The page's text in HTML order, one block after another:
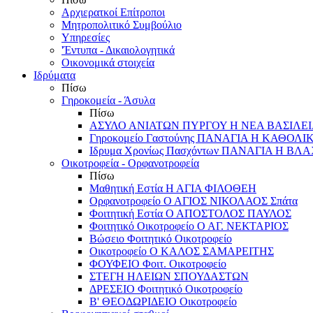
Αρχιερατκοί Επίτροποι
Μητροπολιτικό Συμβούλιο
Υπηρεσίες
'Έντυπα - Δικαιολογητικά
Οικονομικά στοιχεία
Ιδρύματα
Πίσω
Γηροκομεία - Άσυλα
Πίσω
ΑΣΥΛΟ ΑΝΙΑΤΩΝ ΠΥΡΓΟΥ Η ΝΕΑ
Γηροκομείο Γαστούνης ΠΑΝΑΓΙΑ Η
Ιδρυμα Χρονίως Πασχόντων ΠΑΝΑΓΙΑ Η
Οικοτροφεία - Ορφανοτροφεία
Πίσω
Μαθητική Εστία Η ΑΓΙΑ ΦΙΛΟΘΕΗ
Ορφανοτροφείο Ο ΑΓΙΟΣ ΝΙΚΟΛΑΟΣ Σπάτα
Φοιτητική Εστία Ο ΑΠΟΣΤΟΛΟΣ ΠΑΥΛΟΣ
Φοιτητικό Οικοτροφείο Ο ΑΓ. ΝΕΚΤΑΡΙΟΣ
Βώσειο Φοιτητικό Οικοτροφείο
Οικοτροφείο Ο ΚΑΛΟΣ ΣΑΜΑΡΕΙΤΗΣ
ΦΟΥΦΕΙΟ Φοιτ. Οικοτροφείο
ΣΤΕΓΗ ΗΛΕΙΩΝ ΣΠΟΥΔΑΣΤΩΝ
ΔΡΕΣΕΙΟ Φοιτητικό Οικοτροφείο
Β' ΘΕΟΔΩΡΙΔΕΙΟ Οικοτροφείο